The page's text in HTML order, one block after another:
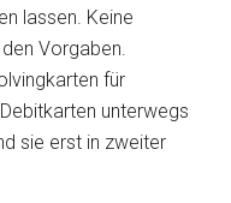
lassen. Keine
Vorgaben.
für
unterwegs
sie erst in zweiter